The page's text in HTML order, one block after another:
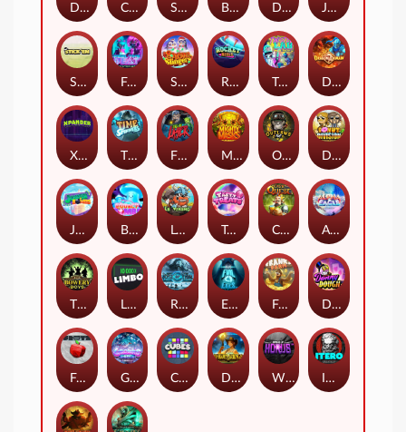
Dark Summoning Cloud Princess Shaolin Master Book of Time Drop'em Jelly Slice
Stick'em Feel The Beat Snow Slingers Rocket Reels Twisted Lab Dragon’s Domain
Xpander Time Spinners Fire My Laser Mighty Masks Outlasw Inc Donut Division
Joker Bombs BOUNCY BOMBS Le Viking Tasty Treats Cash Quest Alpha Eagle
The Bowery Boys Limbo Rise of Ymir Evil Eyes Frank's Farm DONNY DOUGH
Frutz Gronk's Gems Cubes Dawn of Kings Wings of Horus ITERO